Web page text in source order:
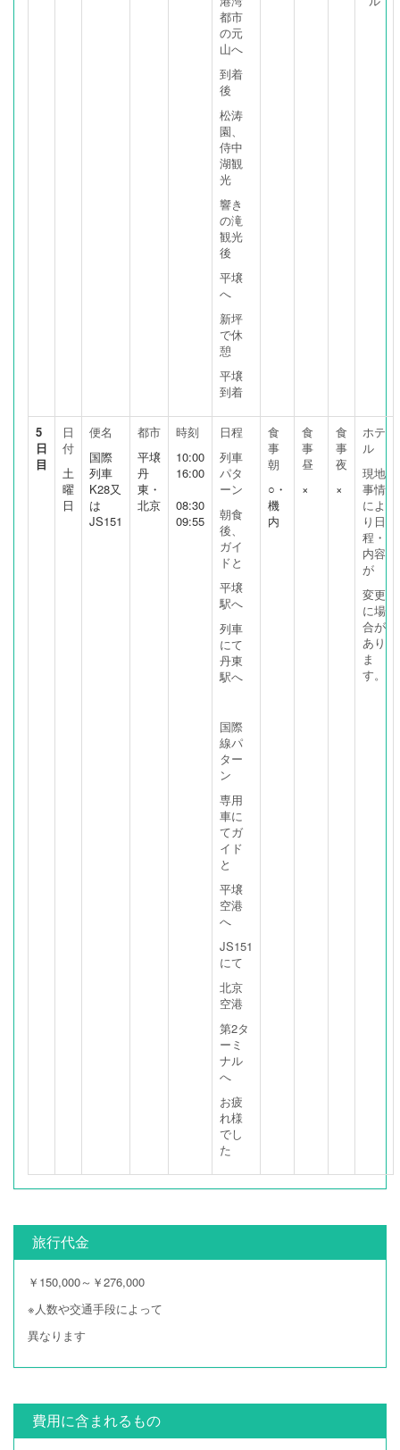
都市
の元
山へ
到着
後
松涛
園、
侍中
湖観
光
響き
の滝
観光
後
平壌
へ
新坪
で休
憩
平壌
到着
5
日
目
日
付
土
曜
日
便名
国際
列車
K28又
は
JS151
都市
平壌
丹
東・
北京
時刻
10:00
16:00
08:30
09:55
日程
列車
パタ
ーン
朝食
後、
ガイ
ドと
平壌
駅へ
列車
にて
丹東
駅へ
国際
線パ
ター
ン
専用
車に
てガ
イド
と
平壌
空港
へ
JS151
にて
北京
空港
第2タ
ーミ
ナル
へ
お疲
れ様
でし
た
食
事
朝
○・
機
内
食
事
昼
×
食
事
夜
×
ホテ
ル
現地
事情
によ
り日
程・
内容
が
変更
に場
合が
あり
ま
す。
旅行代金
￥150,000～￥276,000
※人数や交通手段によって
異なります
費用に含まれるもの